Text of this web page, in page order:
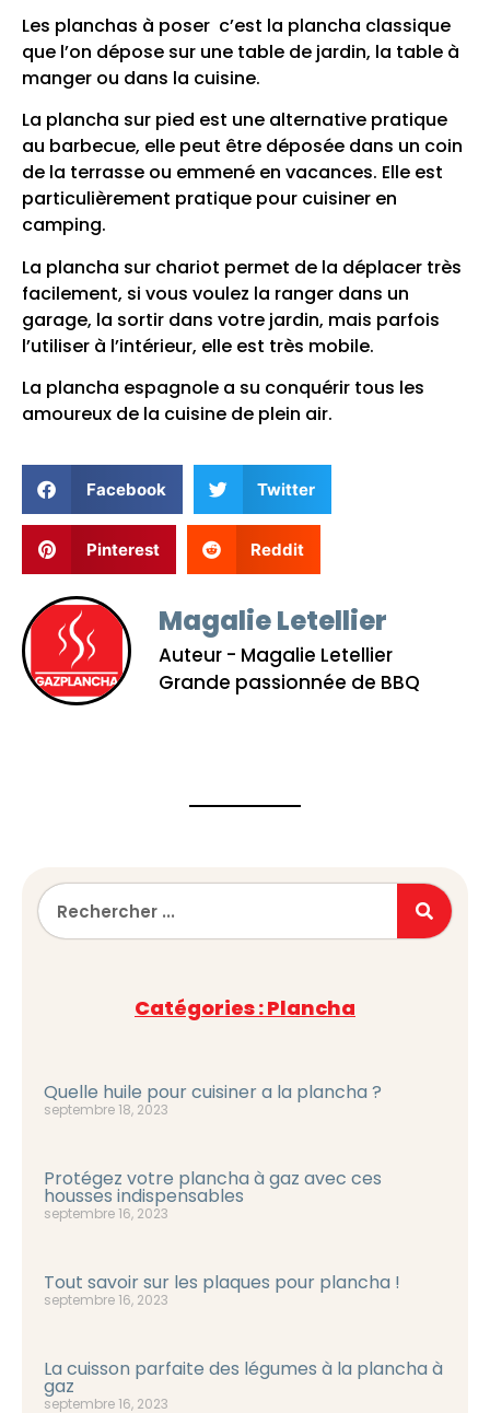
Les planchas à poser c’est la plancha classique
que l’on dépose sur une table de jardin, la table à
manger ou dans la cuisine.
La plancha sur pied est une alternative pratique
au barbecue, elle peut être déposée dans un coin
de la terrasse ou emmené en vacances. Elle est
particulièrement pratique pour cuisiner en
camping.
La plancha sur chariot permet de la déplacer très
facilement, si vous voulez la ranger dans un
garage, la sortir dans votre jardin, mais parfois
l’utiliser à l’intérieur, elle est très mobile.
La plancha espagnole a su conquérir tous les
amoureux de la cuisine de plein air.
Facebook Twitter
Pinterest Reddit
Magalie Letellier
Auteur - Magalie Letellier
Grande passionnée de BBQ
Catégories : Plancha
Quelle huile pour cuisiner a la plancha ?
septembre 18, 2023
Protégez votre plancha à gaz avec ces
housses indispensables
septembre 16, 2023
Tout savoir sur les plaques pour plancha !
septembre 16, 2023
La cuisson parfaite des légumes à la plancha à
gaz
septembre 16, 2023